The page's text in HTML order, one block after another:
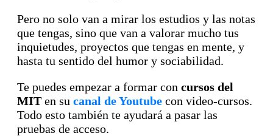
Pero no solo van a mirar los estudios y las notas
que tengas, sino que van a valorar mucho tus
inquietudes, proyectos que tengas en mente, y
hasta tu sentido del humor y sociabilidad.
Te puedes empezar a formar con cursos del
MIT en su canal de Youtube con video-cursos.
Todo esto también te ayudará a pasar las
pruebas de acceso.